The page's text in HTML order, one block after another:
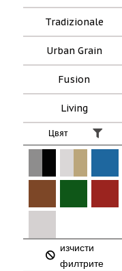
Tradizionale
Urban Grain
Fusion
Living
Цвят
изчисти
филтрите